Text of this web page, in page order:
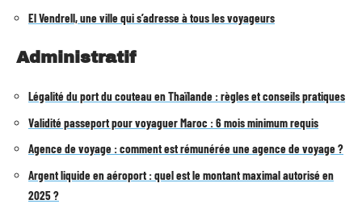
El Vendrell, une ville qui s’adresse à tous les voyageurs
Administratif
Légalité du port du couteau en Thaïlande : règles et conseils pratiques
Validité passeport pour voyaguer Maroc : 6 mois minimum requis
Agence de voyage : comment est rémunérée une agence de voyage ?
Argent liquide en aéroport : quel est le montant maximal autorisé en
2025 ?